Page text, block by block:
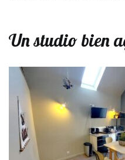
Un studio bien